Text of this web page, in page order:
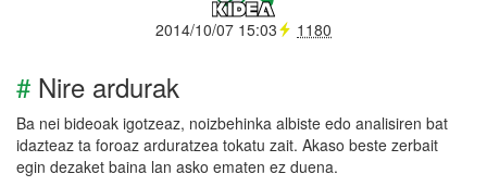
2014/10/07 15:03 1180
# Nire ardurak
Ba nei bideoak igotzeaz, noizbehinka albiste edo analisiren bat
idazteaz ta foroaz arduratzea tokatu zait. Akaso beste zerbait
egin dezaket baina lan asko ematen ez duena.